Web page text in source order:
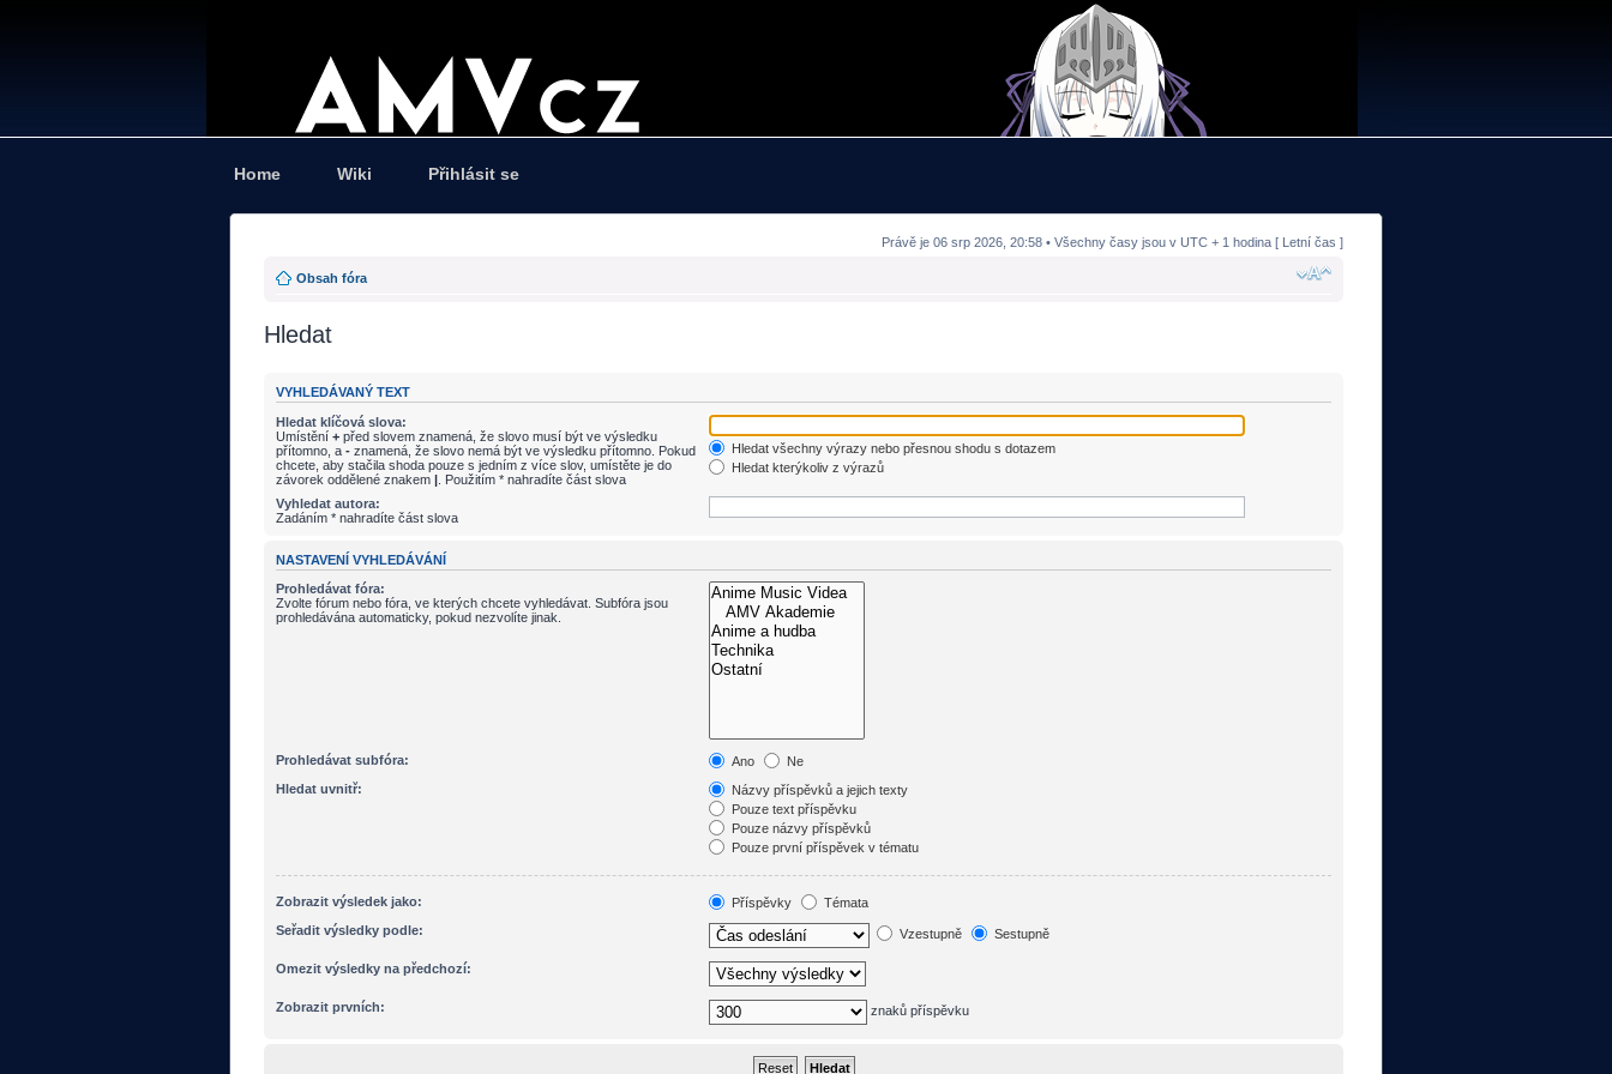
Home Wiki Přihlásit se
Právě je 06 srp 2026, 20:58 • Všechny časy jsou v UTC + 1 hodina [ Letní čas ]
Obsah fóra
Hledat
VYHLEDÁVANÝ TEXT
Hledat klíčová slova:
Umístění + před slovem znamená, že slovo musí být ve výsledku
přítomno, a - znamená, že slovo nemá být ve výsledku přítomno. Pokud
chcete, aby stačila shoda pouze s jedním z více slov, umístěte je do
závorek oddělené znakem | . Použitím * nahradíte část slova
Hledat všechny výrazy nebo přesnou shodu s dotazem
Hledat kterýkoliv z výrazů
Vyhledat autora:
Zadáním * nahradíte část slova
NASTAVENÍ VYHLEDÁVÁNÍ
Prohledávat fóra:
Zvolte fórum nebo fóra, ve kterých chcete vyhledávat. Subfóra jsou
prohledávána automaticky, pokud nezvolíte jinak.
Prohledávat subfóra: Ano
Ne
Hledat uvnitř:
Názvy příspěvků a jejich texty
Pouze text příspěvku
Pouze názvy příspěvků
Pouze první příspěvek v tématu
Zobrazit výsledek jako: Příspěvky
Témata
Seřadit výsledky podle:
Vzestupně Sestupně
Omezit výsledky na předchozí:
Zobrazit prvních: znaků příspěvku